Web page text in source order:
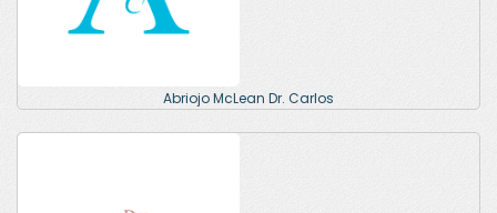
Abriojo McLean Dr. Carlos